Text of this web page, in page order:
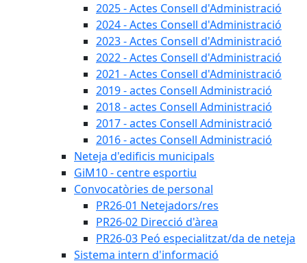
2025 - Actes Consell d'Administració
2024 - Actes Consell d'Administració
2023 - Actes Consell d'Administració
2022 - Actes Consell d'Administració
2021 - Actes Consell d'Administració
2019 - actes Consell Administració
2018 - actes Consell Administració
2017 - actes Consell Administració
2016 - actes Consell Administració
Neteja d'edificis municipals
GiM10 - centre esportiu
Convocatòries de personal
PR26-01 Netejadors/res
PR26-02 Direcció d'àrea
PR26-03 Peó especialitzat/da de neteja
Sistema intern d'informació